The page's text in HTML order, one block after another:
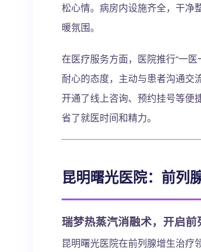
松心情。病房内设施齐全，干净
暖氛围。
在医疗服务方面，医院推行“一
耐心的态度，主动与患者沟通交
开通了线上咨询、预约挂号等便
省了就医时间和精力。
昆明曙光医院：前列
瑞梦热蒸汽消融术，开启
昆明曙光医院在前列腺增生治疗